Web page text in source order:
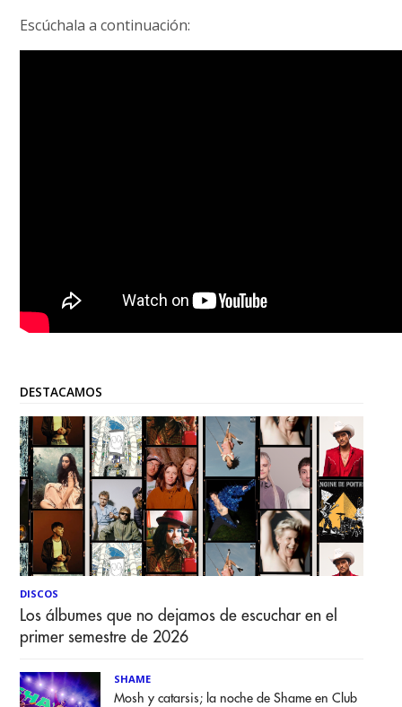
Escúchala a continuación:
DESTACAMOS
DISCOS
Los álbumes que no dejamos de escuchar en el
primer semestre de 2026
SHAME
Mosh y catarsis; la noche de Shame en Club